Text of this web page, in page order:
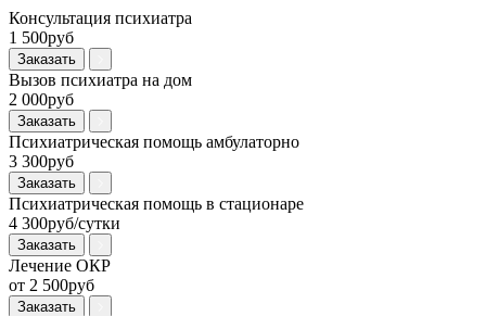
Консультация психиатра
1 500руб
Заказать
Вызов психиатра на дом
2 000руб
Заказать
Психиатрическая помощь амбулаторно
3 300руб
Заказать
Психиатрическая помощь в стационаре
4 300руб/сутки
Заказать
Лечение ОКР
от 2 500руб
Заказать